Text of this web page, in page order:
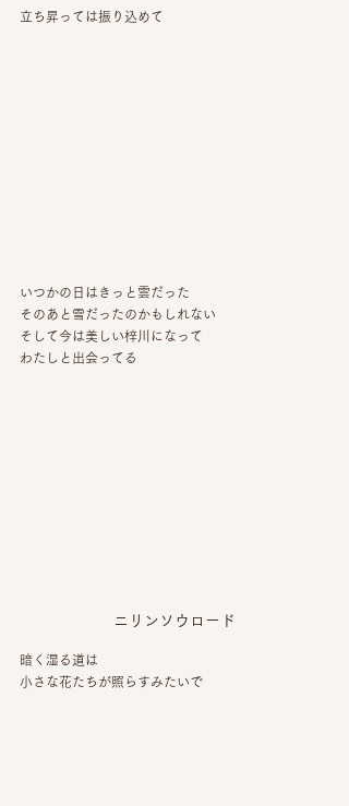
立ち昇っては振り込めて
いつかの日はきっと雲だった
そのあと雪だったのかもしれない
そして今は美しい梓川になって
わたしと出会ってる
ニリンソウロード
暗く湿る道は
小さな花たちが照らすみたいで